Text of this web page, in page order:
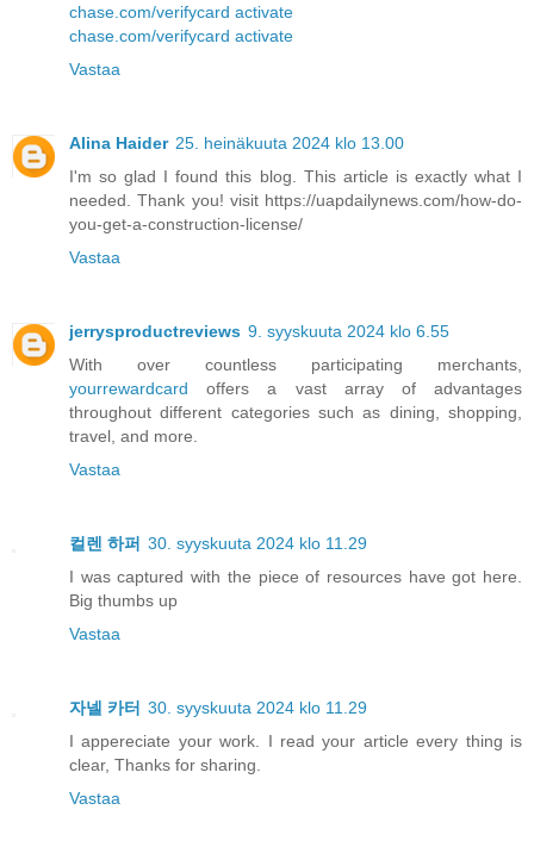
chase.com/verifycard activate
chase.com/verifycard activate
Vastaa
Alina Haider 25. heinäkuuta 2024 klo 13.00
I'm so glad I found this blog. This article is exactly what I
needed. Thank you! visit https://uapdailynews.com/how-do-
you-get-a-construction-license/
Vastaa
jerrysproductreviews 9. syyskuuta 2024 klo 6.55
With over countless participating merchants,
yourrewardcard offers a vast array of advantages
throughout different categories such as dining, shopping,
travel, and more.
Vastaa
컬렌 하퍼 30. syyskuuta 2024 klo 11.29
I was captured with the piece of resources have got here.
Big thumbs up
Vastaa
자넬 카터 30. syyskuuta 2024 klo 11.29
I appereciate your work. I read your article every thing is
clear, Thanks for sharing.
Vastaa